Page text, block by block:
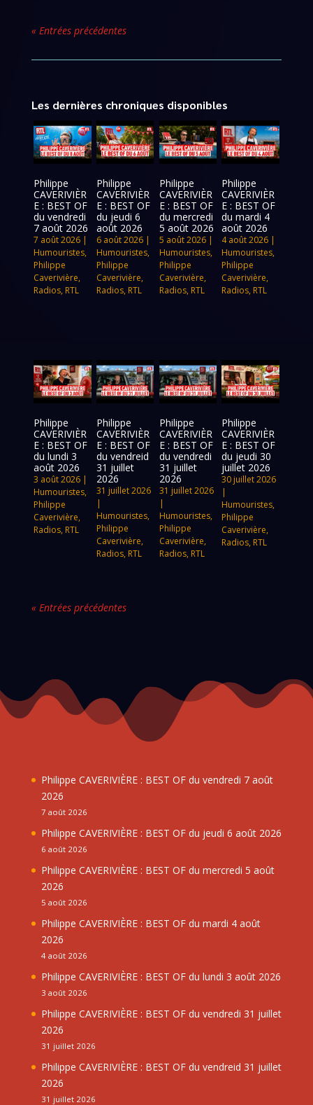
« Entrées précédentes
Les dernières chroniques disponibles
Philippe
CAVERIVIÈR
E : BEST OF
du vendredi
7 août 2026
7 août 2026 |
Humouristes,
Philippe
Caverivière,
Radios, RTL
Philippe
CAVERIVIÈR
E : BEST OF
du jeudi 6
août 2026
6 août 2026|
Humouristes,
Philippe
Caverivière,
Radios, RTL
Philippe
CAVERIVIÈR
E : BEST OF
du mercredi
5 août 2026
5 août 2026|
Humouristes,
Philippe
Caverivière,
Radios, RTL
Philippe
CAVERIVIÈR
E : BEST OF
du mardi 4
août 2026
4 août 2026 |
Humouristes,
Philippe
Caverivière,
Radios, RTL
Philippe
CAVERIVIÈR
E : BEST OF
du lundi 3
août 2026
3 août 2026 |
Humouristes,
Philippe
Caverivière,
Radios, RTL
Philippe
CAVERIVIÈR
E : BEST OF
du vendreid
31 juillet
2026
31 juillet 2026
|
Humouristes,
Philippe
Caverivière,
Radios, RTL
Philippe
CAVERIVIÈR
E : BEST OF
du vendredi
31 juillet
2026
31 juillet 2026
|
Humouristes,
Philippe
Caverivière,
Radios, RTL
Philippe
CAVERIVIÈR
E : BEST OF
du jeudi 30
juillet 2026
30 juillet 2026
|
Humouristes,
Philippe
Caverivière,
Radios, RTL
« Entrées précédentes
Philippe CAVERIVIÈRE : BEST OF du vendredi 7 août
2026
7 août 2026
Philippe CAVERIVIÈRE : BEST OF du jeudi 6 août 2026
6 août 2026
Philippe CAVERIVIÈRE : BEST OF du mercredi 5 août
2026
5 août 2026
Philippe CAVERIVIÈRE : BEST OF du mardi 4 août
2026
4 août 2026
Philippe CAVERIVIÈRE : BEST OF du lundi 3 août 2026
3 août 2026
Philippe CAVERIVIÈRE : BEST OF du vendredi 31 juillet
2026
31 juillet 2026
Philippe CAVERIVIÈRE : BEST OF du vendreid 31 juillet
2026
31 juillet 2026